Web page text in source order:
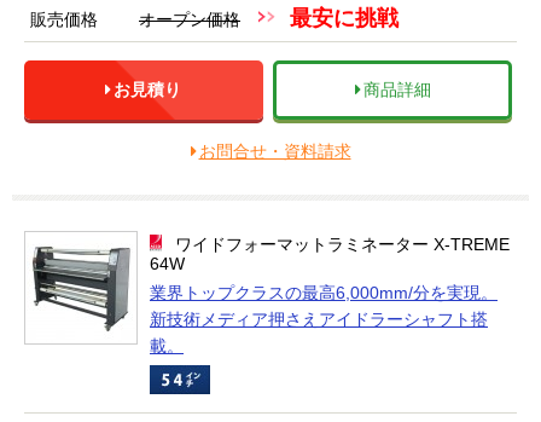
販売価格 オープン価格 最安に挑戦
お見積り 商品詳細
お問合せ・資料請求
ワイドフォーマットラミネーター X-TREME
64W
業界トップクラスの最高6,000mm/分を実現。
新技術メディア押さえアイドラーシャフト搭
載。